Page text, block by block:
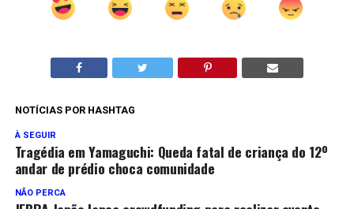
NOTÍCIAS POR HASHTAG
À SEGUIR
Tragédia em Yamaguchi: Queda fatal de criança do 12º
andar de prédio choca comunidade
NÃO PERCA